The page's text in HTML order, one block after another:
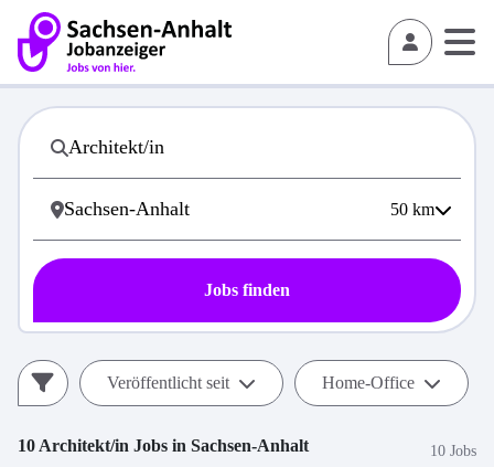
50 km
Jobs finden
Veröffentlicht seit Home-Office
10 Architekt/in Jobs in Sachsen-Anhalt 10 Jobs